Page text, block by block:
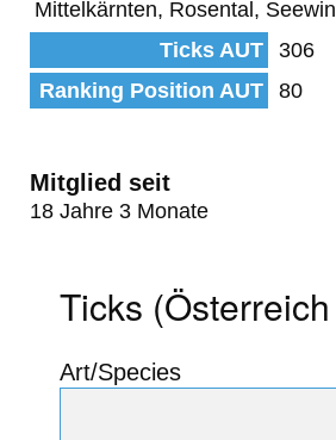
Mittelkärnten, Rosental,
Ticks AUT
306
Ranking Position AUT
80
Mitglied seit
18 Jahre 3 Monate
Ticks
Art/Species